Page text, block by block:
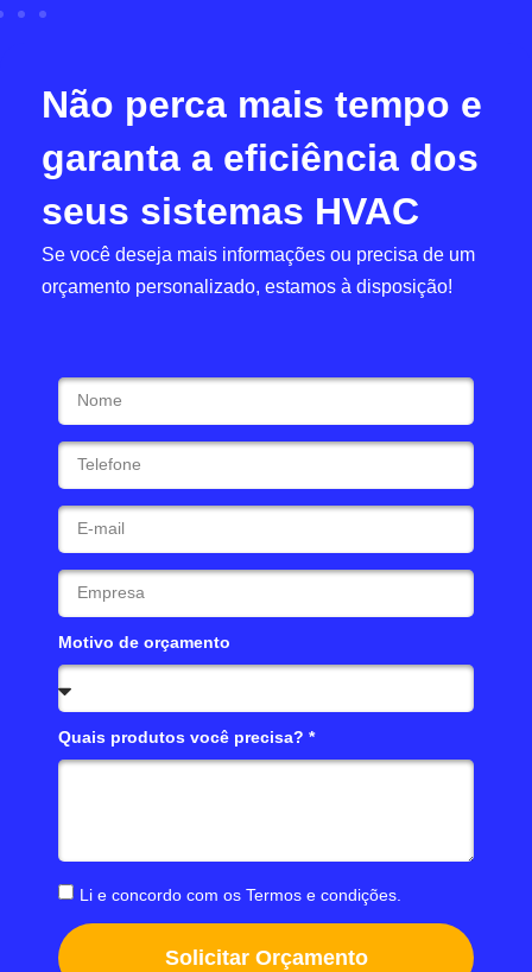
Não perca mais tempo e
garanta a eficiência dos
seus sistemas HVAC
Se você deseja mais informações ou precisa de um
orçamento personalizado, estamos à disposição!
Motivo de orçamento
Quais produtos você precisa? *
Li e concordo com os Termos e condições.
Solicitar Orçamento